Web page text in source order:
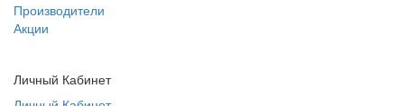
Производители
Акции
Личный Кабинет